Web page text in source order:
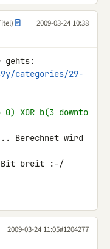
2009-03-24 10:38
categories/29-
XOR b(3 downto
Berechnet wird
Bit breit :-/
2009-03-24 11:05#1204277